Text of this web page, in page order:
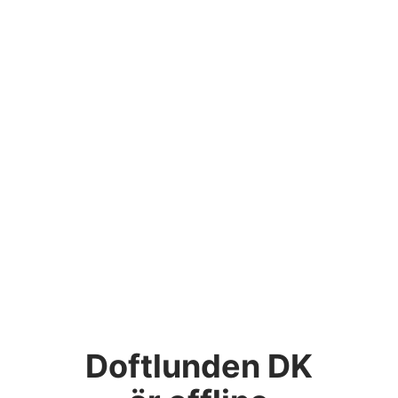
Doftlunden DK